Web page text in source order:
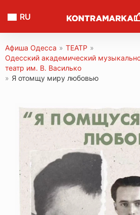
RU
Афиша Одесса » ТЕАТР »
Одесский академический
театр им. В. Василько
» Я отомщу миру любовью